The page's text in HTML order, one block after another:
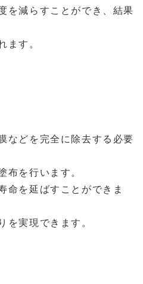
を減らすことができ、結果
ます。
などを完全に除去する必要
を行います。
命を延ばすことができま
を実現できます。